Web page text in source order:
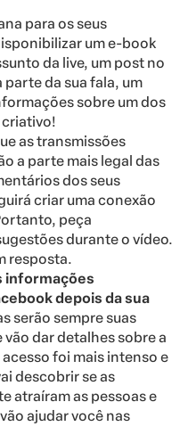
para os seus
um e-book
da live, um post no
da sua fala, um
sobre um dos
as transmissões
a parte mais legal das
dos seus
criar uma conexão
peça
durante o vídeo.
resposta.
informações
depois da sua
serão sempre suas
dar detalhes sobre a
foi mais intenso e
descobrir se as
atraíram as pessoas e
ajudar você nas